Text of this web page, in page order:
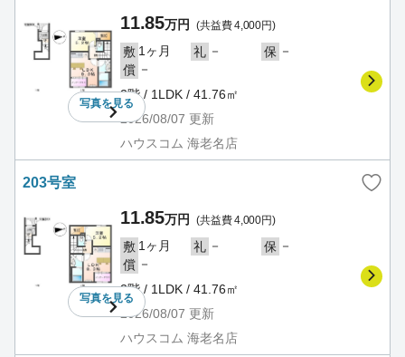
写真を見る
11.85万円 (共益費 4,000円)
敷 1ヶ月 礼 － 保 －
償 －
2階 / 1LDK / 41.76㎡
2026/08/07 更新
ハウスコム 海老名店
203号室
写真を見る
11.85万円 (共益費 4,000円)
敷 1ヶ月 礼 － 保 －
償 －
2階 / 1LDK / 41.76㎡
2026/08/07 更新
ハウスコム 海老名店